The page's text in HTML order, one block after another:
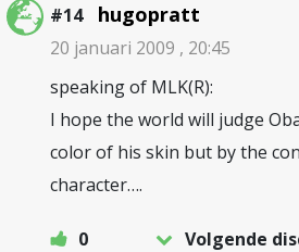
#14 hugopratt
20 januari 2009 , 20:45
speaking of MLK(R):
I hope the world will judge
color of his skin but by the
character….
0
Volgende